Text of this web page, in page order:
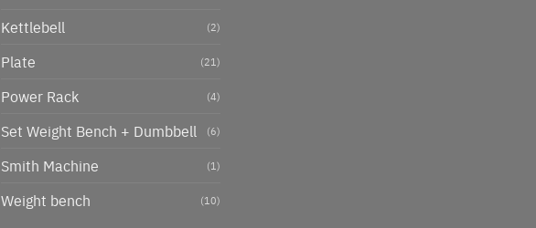
Kettlebell (2)
Plate (21)
Power Rack (4)
Set Weight Bench + Dumbbell (6)
Smith Machine (1)
Weight bench (10)